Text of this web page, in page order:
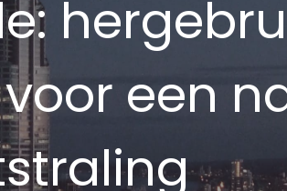
een